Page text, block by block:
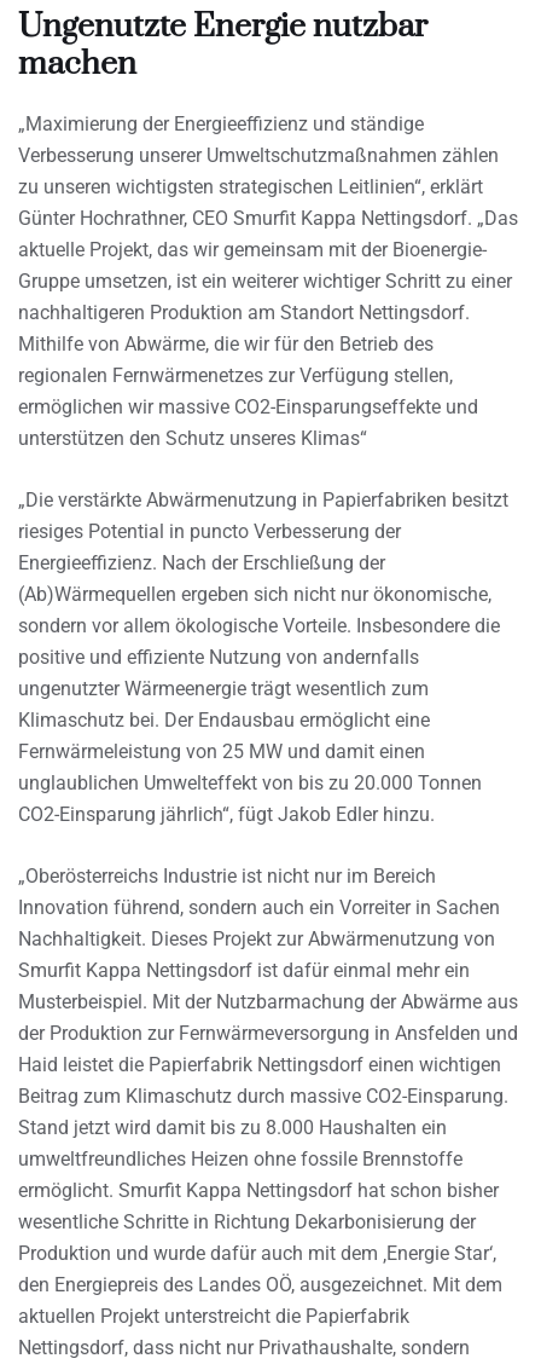
Ungenutzte Energie nutzbar
machen
„Maximierung der Energieeffizienz und ständige
Verbesserung unserer Umweltschutzmaßnahmen zählen
zu unseren wichtigsten strategischen Leitlinien“, erklärt
Günter Hochrathner, CEO Smurfit Kappa Nettingsdorf. „Das
aktuelle Projekt, das wir gemeinsam mit der Bioenergie-
Gruppe umsetzen, ist ein weiterer wichtiger Schritt zu einer
nachhaltigeren Produktion am Standort Nettingsdorf.
Mithilfe von Abwärme, die wir für den Betrieb des
regionalen Fernwärmenetzes zur Verfügung stellen,
ermöglichen wir massive CO2-Einsparungseffekte und
unterstützen den Schutz unseres Klimas“
„Die verstärkte Abwärmenutzung in Papierfabriken besitzt
riesiges Potential in puncto Verbesserung der
Energieeffizienz. Nach der Erschließung der
(Ab)Wärmequellen ergeben sich nicht nur ökonomische,
sondern vor allem ökologische Vorteile. Insbesondere die
positive und effiziente Nutzung von andernfalls
ungenutzter Wärmeenergie trägt wesentlich zum
Klimaschutz bei. Der Endausbau ermöglicht eine
Fernwärmeleistung von 25 MW und damit einen
unglaublichen Umwelteffekt von bis zu 20.000 Tonnen
CO2-Einsparung jährlich“, fügt Jakob Edler hinzu.
„Oberösterreichs Industrie ist nicht nur im Bereich
Innovation führend, sondern auch ein Vorreiter in Sachen
Nachhaltigkeit. Dieses Projekt zur Abwärmenutzung von
Smurfit Kappa Nettingsdorf ist dafür einmal mehr ein
Musterbeispiel. Mit der Nutzbarmachung der Abwärme aus
der Produktion zur Fernwärmeversorgung in Ansfelden und
Haid leistet die Papierfabrik Nettingsdorf einen wichtigen
Beitrag zum Klimaschutz durch massive CO2-Einsparung.
Stand jetzt wird damit bis zu 8.000 Haushalten ein
umweltfreundliches Heizen ohne fossile Brennstoffe
ermöglicht. Smurfit Kappa Nettingsdorf hat schon bisher
wesentliche Schritte in Richtung Dekarbonisierung der
Produktion und wurde dafür auch mit dem ‚Energie Star‘,
den Energiepreis des Landes OÖ, ausgezeichnet. Mit dem
aktuellen Projekt unterstreicht die Papierfabrik
Nettingsdorf, dass nicht nur Privathaushalte, sondern